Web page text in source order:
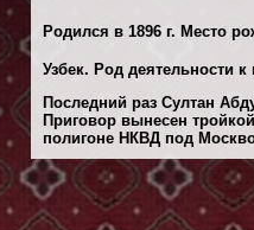
Родился в 1896 г. Место
Узбек. Род деятельности
Последний раз Султан
Приговор вынесен
полигоне НКВД под